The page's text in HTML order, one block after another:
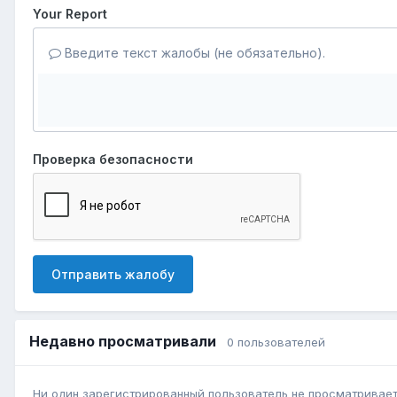
Your Report
Введите текст жалобы (не обязательно).
Проверка безопасности
Отправить жалобу
Недавно просматривали 0 пользователей
Ни один зарегистрированный пользователь не